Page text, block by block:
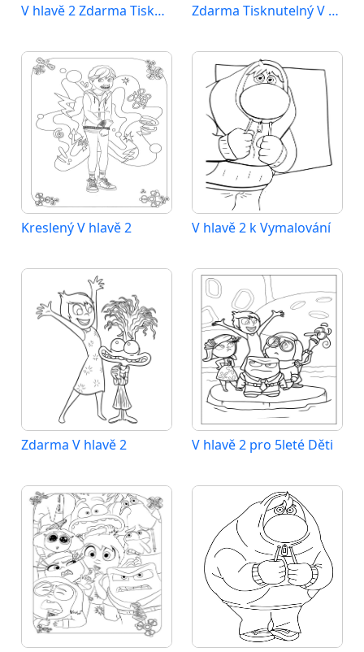
V hlavě 2 Zdarma Tisknutelný Zdarma Tisknutelný V hlavě 2
Kreslený V hlavě 2 V hlavě 2 k Vymalování
Zdarma V hlavě 2 V hlavě 2 pro 5leté Děti